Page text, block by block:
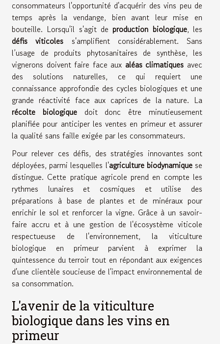
consommateurs l'opportunité d'acquérir des vins peu de
temps après la vendange, bien avant leur mise en
bouteille. Lorsqu'il s'agit de production biologique, les
défis viticoles s'amplifient considérablement. Sans
l’usage de produits phytosanitaires de synthèse, les
vignerons doivent faire face aux aléas climatiques avec
des solutions naturelles, ce qui requiert une
connaissance approfondie des cycles biologiques et une
grande réactivité face aux caprices de la nature. La
récolte biologiquedoit donc être minutieusement
planifiée pour anticiper les ventes en primeur et assurer
la qualité sans faille exigée par les consommateurs.
Pour relever ces défis, des stratégies innovantes sont
déployées, parmi lesquelles l'agriculture biodynamiquese
distingue. Cette pratique agricole prend en compte les
rythmes lunaires et cosmiques et utilise des
préparations à base de plantes et de minéraux pour
enrichir le sol et renforcer la vigne. Grâce à un savoir-
faire accru et à une gestion de l'écosystème viticole
respectueuse de l'environnement, la viticulture
biologique en primeur parvient à exprimer la
quintessence du terroir tout en répondant aux exigences
d'une clientèle soucieuse de l'impact environnemental de
sa consommation.
L'avenir de la viticulture
biologique dans les vins en
primeur